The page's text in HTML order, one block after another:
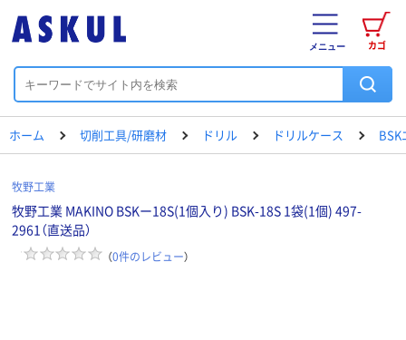
カゴ
メニュー
ホーム 切削工具/研磨材 ドリル ドリルケース BSK
牧野工業
牧野工業 MAKINO BSKー18S(1個入り) BSK-18S 1袋(1個) 497-
2961（直送品）
（0件のレビュー）